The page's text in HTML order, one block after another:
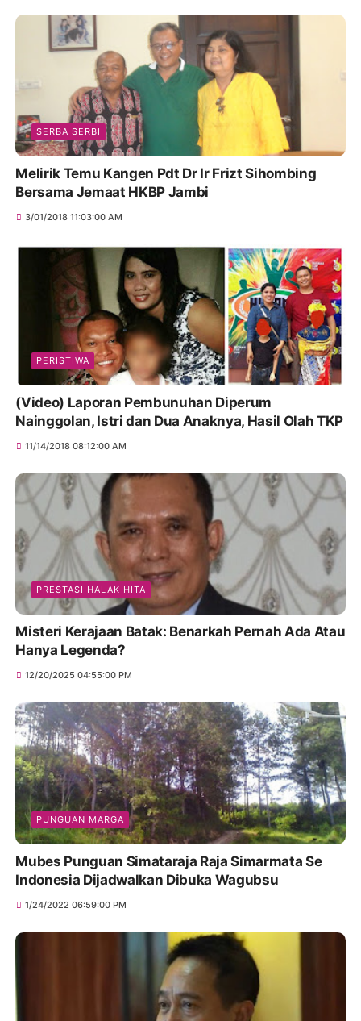
SERBA SERBI
Melirik Temu Kangen Pdt Dr Ir Frizt Sihombing
Bersama Jemaat HKBP Jambi
3/01/2018 11:03:00 AM
PERISTIWA
(Video) Laporan Pembunuhan Diperum
Nainggolan, Istri dan Dua Anaknya, Hasil Olah TKP
11/14/2018 08:12:00 AM
PRESTASI HALAK HITA
Misteri Kerajaan Batak: Benarkah Pernah Ada Atau
Hanya Legenda?
12/20/2025 04:55:00 PM
PUNGUAN MARGA
Mubes Punguan Simataraja Raja Simarmata Se
Indonesia Dijadwalkan Dibuka Wagubsu
1/24/2022 06:59:00 PM